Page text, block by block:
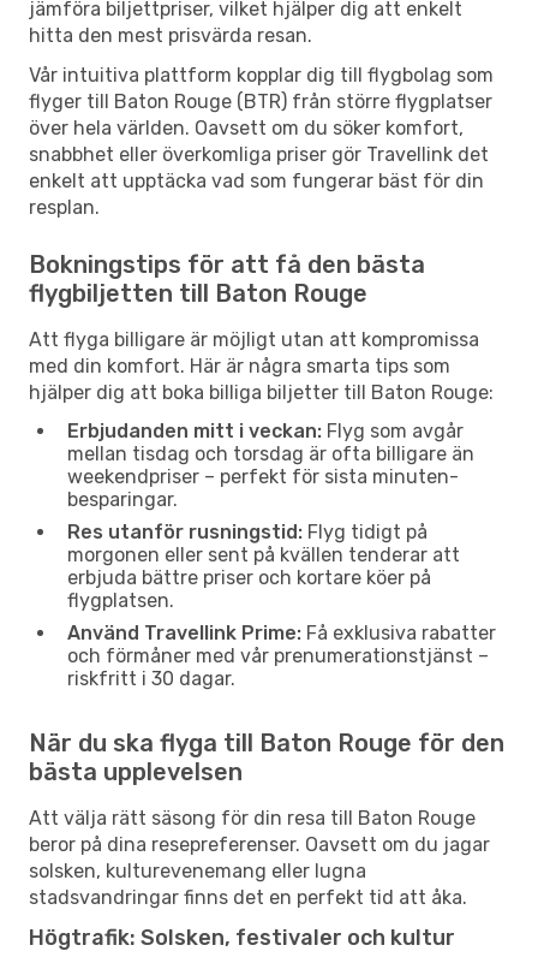
jämföra biljettpriser, vilket hjälper dig att enkelt
hitta den mest prisvärda resan.
Vår intuitiva plattform kopplar dig till flygbolag som
flyger till Baton Rouge (BTR) från större flygplatser
över hela världen. Oavsett om du söker komfort,
snabbhet eller överkomliga priser gör Travellink det
enkelt att upptäcka vad som fungerar bäst för din
resplan.
Bokningstips för att få den bästa
flygbiljetten till Baton Rouge
Att flyga billigare är möjligt utan att kompromissa
med din komfort. Här är några smarta tips som
hjälper dig att boka billiga biljetter till Baton Rouge:
Erbjudanden mitt i veckan: Flyg som avgår
mellan tisdag och torsdag är ofta billigare än
weekendpriser – perfekt för sista minuten-
besparingar.
Res utanför rusningstid: Flyg tidigt på
morgonen eller sent på kvällen tenderar att
erbjuda bättre priser och kortare köer på
flygplatsen.
Använd Travellink Prime: Få exklusiva rabatter
och förmåner med vår prenumerationstjänst –
riskfritt i 30 dagar.
När du ska flyga till Baton Rouge för den
bästa upplevelsen
Att välja rätt säsong för din resa till Baton Rouge
beror på dina resepreferenser. Oavsett om du jagar
solsken, kulturevenemang eller lugna
stadsvandringar finns det en perfekt tid att åka.
Högtrafik: Solsken, festivaler och kultur